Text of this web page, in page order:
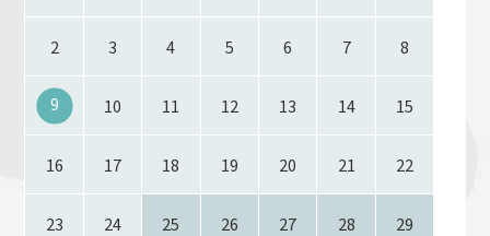
2 3 4 5 6 7 8
9 10 11 12 13 14 15
16 17 18 19 20 21 22
23 24 25 26 27 28 29